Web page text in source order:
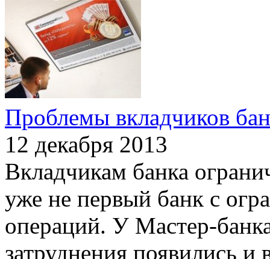
Проблемы вкладчиков
12 декабря 2013
Вкладчикам банка
уже не первый банк с
операций. У Мастер-
затруднения появились и